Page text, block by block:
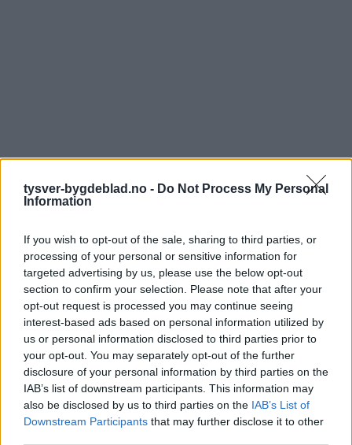
tysver-bygdeblad.no - Do Not Process My Personal
Information
If you wish to opt-out of the sale, sharing to third parties, or
processing of your personal or sensitive information for
targeted advertising by us, please use the below opt-out
section to confirm your selection. Please note that after your
opt-out request is processed you may continue seeing
interest-based ads based on personal information utilized by
us or personal information disclosed to third parties prior to
your opt-out. You may separately opt-out of the further
disclosure of your personal information by third parties on the
IAB’s list of downstream participants. This information may
also be disclosed by us to third parties on the IAB’s List of
Downstream Participants that may further disclose it to other